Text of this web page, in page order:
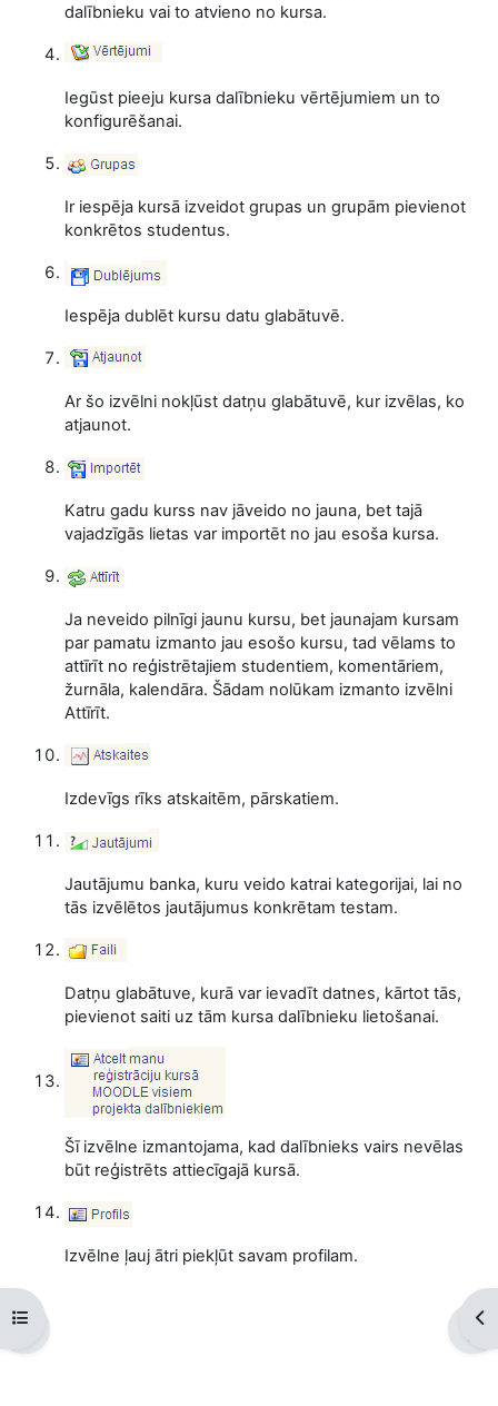
Open course index
dalībnieku vai to atvieno no kursa.
Iegūst pieeju kursa dalībnieku vērtējumiem un to
konfigurēšanai.
Ir iespēja kursā izveidot grupas un grupām pievienot
konkrētos studentus.
Iespēja dublēt kursu datu glabātuvē.
Ar šo izvēlni nokļūst datņu glabātuvē, kur izvēlas, ko
atjaunot.
Katru gadu kurss nav jāveido no jauna, bet tajā
vajadzīgās lietas var importēt no jau esoša kursa.
Ja neveido pilnīgi jaunu kursu, bet jaunajam kursam
par pamatu izmanto jau esošo kursu, tad vēlams to
attīrīt no reģistrētajiem studentiem, komentāriem,
žurnāla, kalendāra. Šādam nolūkam izmanto izvēlni
Attīrīt.
Izdevīgs rīks atskaitēm, pārskatiem.
Jautājumu banka, kuru veido katrai kategorijai, lai no
tās izvēlētos jautājumus konkrētam testam.
Datņu glabātuve, kurā var ievadīt datnes, kārtot tās,
pievienot saiti uz tām kursa dalībnieku lietošanai.
Šī izvēlne izmantojama, kad dalībnieks vairs nevēlas
būt reģistrēts attiecīgajā kursā.
Izvēlne ļauj ātri piekļūt savam profilam.